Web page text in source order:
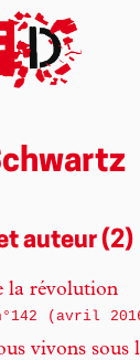
auteur (2)
la révolution
(avril
vivons sous